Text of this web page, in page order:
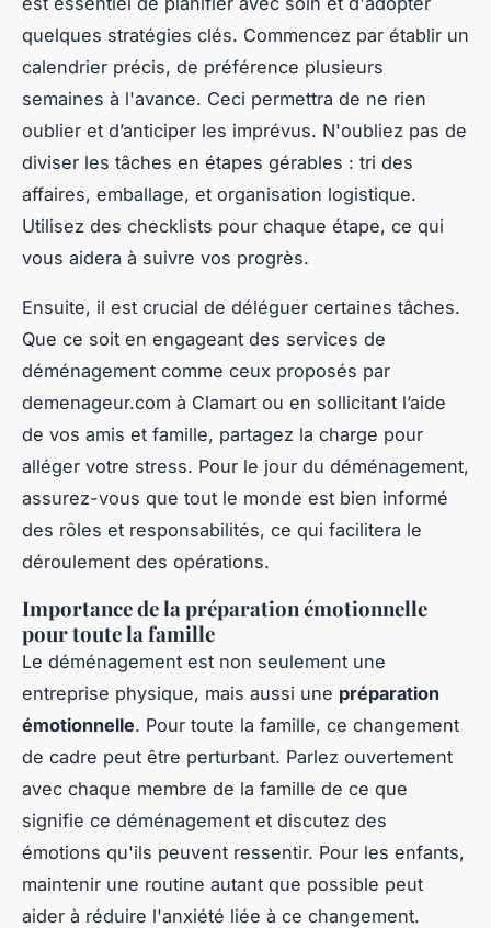
quelques stratégies clés. Commencez par établir un
calendrier précis, de préférence plusieurs
semaines à l'avance. Ceci permettra de ne rien
oublier et d’anticiper les imprévus. N'oubliez pas de
diviser les tâches en étapes gérables : tri des
affaires, emballage, et organisation logistique.
Utilisez des checklists pour chaque étape, ce qui
vous aidera à suivre vos progrès.
Ensuite, il est crucial de déléguer certaines tâches.
Que ce soit en engageant des services de
déménagement comme ceux proposés par
demenageur.com à Clamart ou en sollicitant l’aide
de vos amis et famille, partagez la charge pour
alléger votre stress. Pour le jour du déménagement,
assurez-vous que tout le monde est bien informé
des rôles et responsabilités, ce qui facilitera le
déroulement des opérations.
Importance de la préparation émotionnelle
pour toute la famille
Le déménagement est non seulement une
entreprise physique, mais aussi une préparation
émotionnelle. Pour toute la famille, ce changement
de cadre peut être perturbant. Parlez ouvertement
avec chaque membre de la famille de ce que
signifie ce déménagement et discutez des
émotions qu'ils peuvent ressentir. Pour les enfants,
maintenir une routine autant que possible peut
aider à réduire l'anxiété liée à ce changement.